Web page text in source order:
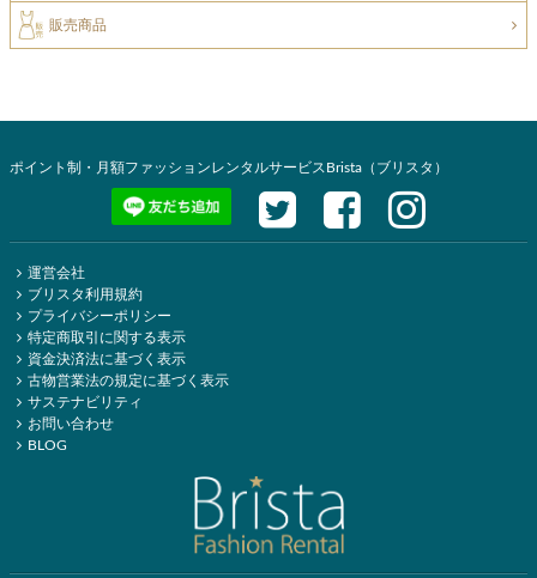
販売商品
ポイント制・月額ファッションレンタルサービスBrista（ブリスタ）
運営会社
ブリスタ利用規約
プライバシーポリシー
特定商取引に関する表示
資金決済法に基づく表示
古物営業法の規定に基づく表示
サステナビリティ
お問い合わせ
BLOG